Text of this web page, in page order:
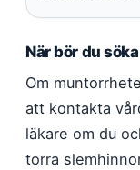
När bör du
Om
att kontakta
läkare om du
torra